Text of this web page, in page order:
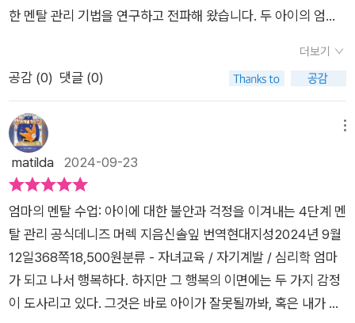
목적지에 도착하고 나서가 아니라 여정 속에서 감사해야 한다. /
오늘 내가 바라는 태도는 무엇인지, 매일 긍정적인 태도를 선택하
겠다고 결정해보기. 나도 모르게 ‘툭 내뱉는’ 부정적인 말들을 포
착하고 바로잡기. 한계라고 여겼던 일들로 나의 눈과 마음을 교란
시키도록 두지 말고 스스로에게 긍정적인 선언을 자주 해주기.
‘아이에게 소리를 지르다니 난 정말 나쁜 엄마야’ 같은 비판적인
태도보다는 ‘지금 내게 무엇이 필요한가?’ 호기심 가지기 등 이
책에서 제안하는 다양한 방법들을 일상에 적용해보자. 육아는 당
연히 어렵고 힘든 일이지만, 그것을 성장의 기회로 삼는다면 결국
나와 자녀 모두에게 이롭고 행복한 일일 테니까. 엄마라면 누
구나 아이가 성장하면 할수록 다양한 도전과 결정에 맞닥뜨리게
된다. 그때마다 불필요한 추측과 걱정으로 밤을 지새우기보다는
통제할 수 있는 것과 없는 것을 분별해 지혜롭게 나아가는 일이
요했던 부분은 통제할 수 있는 일을 통제하는 것이었다. 우리는
걱정을 행동으로 바꾸는데 필요한 어려 도구를 제공하여, 걱정에
지배되지 않도록 돕는다. ​그리하여 두려움 속에서도 행동하고 부
정적인 영향력을 줄이고, 중요한 가치를 기준으로 선택할 수 있도
록 인도한다.그렇다면 어떻게 스트레스와 압박에서 벗어날 수 있
을까. 저자는 스트레스 영향력을 줄이는 12가지 방법을 소개한
다. 거슬리는 소음 줄이기, 자연 속에서 자기 자신을 보살피기 등
드는 조언이 마음에 와닿았다. 모두 한 번쯤 아이가 '엄마'를 그만
좀 불렀으면 할 때가 있을 것이다. ​저자는 그러한 스트레스에서
벗어나기 위해 주변의 거슬리는 소음을 줄이고 자신만의 조용한
공간으로 잠시 숨어들라 조언한다. ​방법은 간단하다. TV나 휴대
폰 알림음 같은 소리를 내리고, 잠시 귀마개라도 하라는 것이다.
일을 하려 들지 말고 집안일도 가족과 분담하면 도움됩니다. p. 1
53아이는 부모를 보고 배우니 부모가 롤 모델이 되는 셈입니다.
아이에게 바르게 하라고 가르쳐도 자신의 행동이 바르지 않으면
제대로 된 게 아니죠. 그렇다고 항상 바르게 살기도 어려워요. 이
고 여겨선 안됩니다. 타인을 용서하기 전에 자신을 용서해야 해
요. p.193부모도 한때 아이였고 마음속엔 여전히 아이다운 감정
이 남아있어요. 아이와 서로 지지 않으려 싸우고 유치한 고집을
부리기도 합니다. 자신이 하지 못한 일을 아이가 해주길 바라는
기대에 욕심을 부리기도 하구요. 그러니 자기 돌봄으로 자신의 마
음부터 평화롭게 해야 아이와 가정도 더 행복해질 수 있어요. *
이 리뷰는 네이버 이북카페를 통해 출판사 서평단에 선정되어 도
서를 제공받아 작성되었습니다
한 멘탈 관리 기법을 연구하고 전파해 왔습니다. 두 아이의 엄마
해하고 있습니다. 자신의 경험과 연구를 바탕으로, 엄마들이 스스
로 감정을 돌보며 내면의 평화를 찾을 수 있도록 돕는 솔루션을
를 검증한 4단계 멘탈 관리 프로세스(CALM)를 통해 불안과 걱
정에서 벗어날 수 있는 방법을 구체적으로 안내합니다.현대 사회
에서 엄마라는 역할은 단순한 양육자가 아닌 가족을 지탱하는 중
은 자주 스스로를 돌보지 못하고 불안과 걱정에 시달립니다. 이러
한 문제를 해결하기 위해 저자는 전 세계에서 수많은 부모를 대상
으로 연구한 멘탈 관리 기법을 바탕으로, 엄마들의 일상에 적용
가능한 4단계 CALM(Challenge, Act, Let go, Master) 프로
세스를 개발했습니다. 이 프로세스는 엄마들이 스트레스를 줄이
더보기
공감 (0) 댓글 (0)
matilda 2024-09-23
엄마의 멘탈 수업: 아이에 대한 불안과 걱정을 이겨내는 4단계 멘
탈 관리 공식데니즈 머렉 지음신솔잎 번역현대지성2024년 9월
12일368쪽18,500원분류 - 자녀교육 / 자기계발 / 심리학 엄마
가 되고 나서 행복하다. 하지만 그 행복의 이면에는 두 가지 감정
이 도사리고 있다. 그것은 바로 아이가 잘못될까봐, 혹은 내가 좋